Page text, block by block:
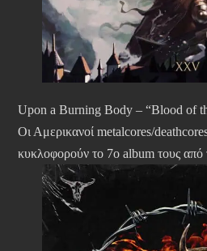
Upon a Burning Body – “Blood of
Οι Αμερικανοί metalcores/
κυκλοφορούν το 7ο album τους από